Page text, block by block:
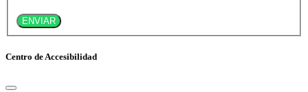
ENVIAR
Centro de Accesibilidad